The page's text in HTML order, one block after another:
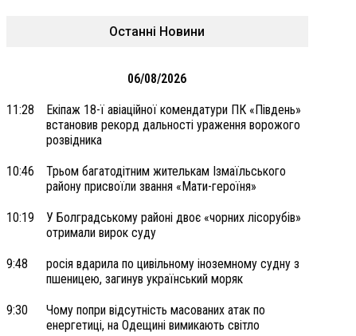
Останні Новини
06/08/2026
11:28
Екіпаж 18-ї авіаційної комендатури ПК «Південь»
встановив рекорд дальності ураження ворожого
розвідника
10:46
Трьом багатодітним жителькам Ізмаїльського
району присвоїли звання «Мати-героїня»
10:19
У Болградському районі двоє «чорних лісорубів»
отримали вирок суду
9:48
росія вдарила по цивільному іноземному судну з
пшеницею, загинув український моряк
9:30
Чому попри відсутність масованих атак по
енергетиці, на Одещині вимикають світло